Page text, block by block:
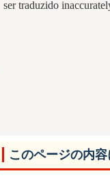
ser traduzido
このページの内